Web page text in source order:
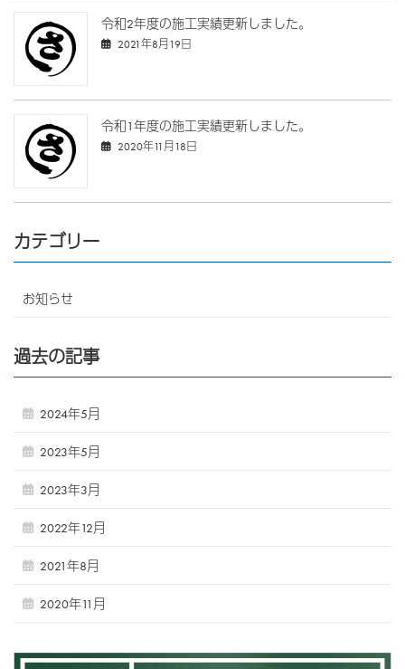
令和2年度の施工実績更新しました。
2021年8月19日
令和1年度の施工実績更新しました。
2020年11月18日
カテゴリー
お知らせ
過去の記事
2024年5月
2023年5月
2023年3月
2022年12月
2021年8月
2020年11月